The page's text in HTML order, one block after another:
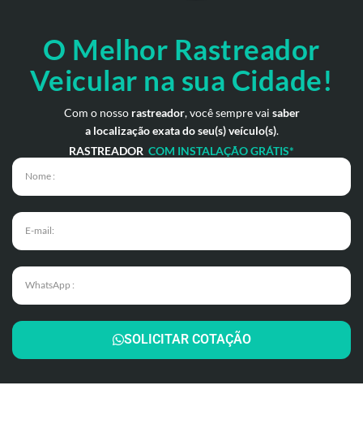
O Melhor Rastreador
Veicular na sua Cidade!
Com o nosso rastreador, você sempre vai saber
a localização exata do seu(s) veículo(s).
RASTREADOR COM INSTALAÇÃO GRÁTIS*
SOLICITAR COTAÇÃO